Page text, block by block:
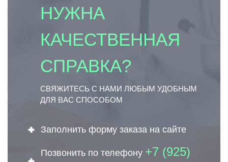
НУЖНА
КАЧЕСТВЕННАЯ
СПРАВКА?
СВЯЖИТЕСЬ С НАМИ ЛЮБЫМ УДОБНЫМ
ДЛЯ ВАС СПОСОБОМ
Заполнить форму заказа на сайте
Позвонить по телефону +7 (925)